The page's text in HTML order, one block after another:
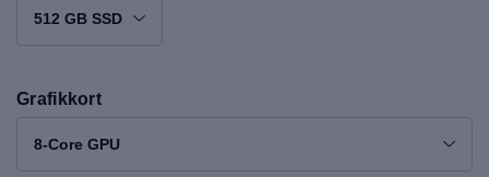
512 GB SSD
Grafikkort
8-Core GPU